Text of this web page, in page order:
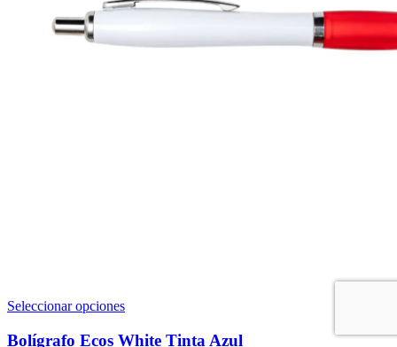
Seleccionar opcionesEste
tiene
Bolígrafo Ecos White Tinta Azul